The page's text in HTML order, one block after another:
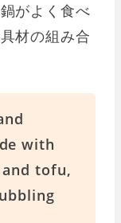
がよく食べ
材の組み合
with
tofu,